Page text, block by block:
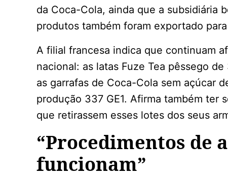
da Coca-Cola, ainda que a subsidiária
produtos também foram exportado
A filial francesa indica que continuam
nacional: as latas Fuze Tea pêssego
as garrafas de Coca-Cola sem açúcar
produção 337 GE1. Afirma também ter
que retirassem esses lotes dos seus
“Procedimentos de
funcionam”